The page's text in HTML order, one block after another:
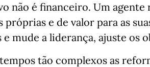
não é financeiro. Um
próprias e de valor para as
e mude a liderança, ajuste os
tão complexos as